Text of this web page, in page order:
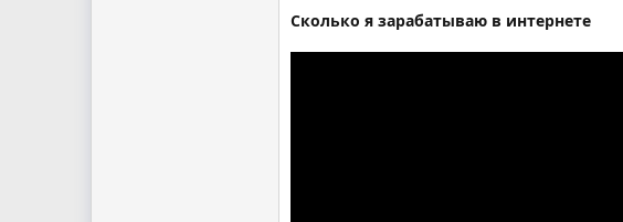
Сколько я зарабатываю в интернете